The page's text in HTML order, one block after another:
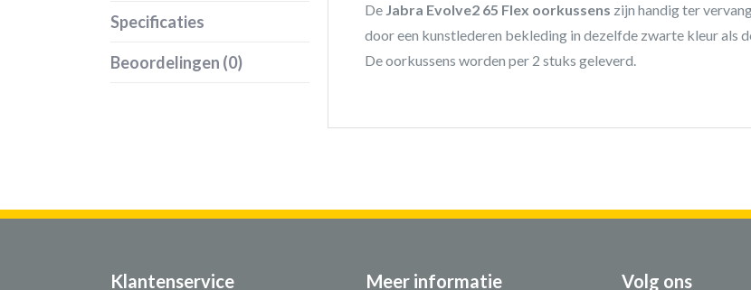
Specificaties
Beoordelingen (0)
De Jabra Evolve2 65 Flex oorkussens zijn handig ter
door een kunstlederen bekleding in dezelfde zwarte kleur als
De oorkussens worden per 2 stuks geleverd.
Klantenservice Meer informatie Volg ons